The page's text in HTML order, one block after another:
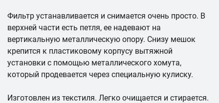
Фильтр устанавливается и снимается очень просто. В
верхней части есть петля, ее надевают на
вертикальную металлическую опору. Снизу мешок
крепится к пластиковому корпусу вытяжной
установки с помощью металлического хомута,
который продевается через специальную кулиску.
Изготовлен из текстиля. Легко очищается и стирается.